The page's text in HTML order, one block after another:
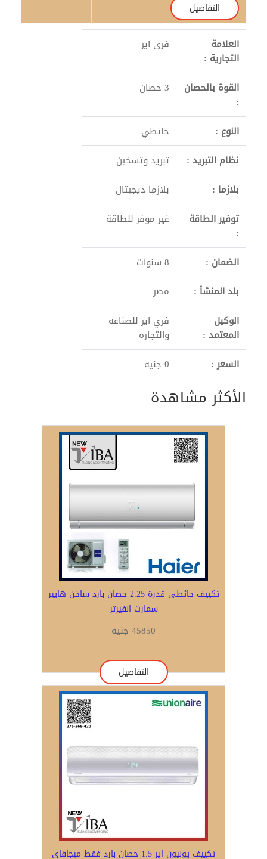
العلامة
التجارية :
فرى اير
القوة بالحصان
:
3 حصان
النوع :
حائطي
نظام التبريد :
تبريد وتسخين
بلازما :
بلازما ديجيتال
توفير الطاقة
:
غير موفر للطاقة
الضمان :
8 سنوات
بلد المنشأ :
مصر
الوكيل
المعتمد :
فري اير للصناعه
والتجاره
السعر :
0 جنيه
الأكثر مشاهدة
تكييف حائطى قدرة 2.25 حصان بارد ساخن هايير
سمارت انفيرتر
45850 جنيه
التفاصيل
تكييف يونيون اير 1.5 حصان بارد فقط ميجافاى